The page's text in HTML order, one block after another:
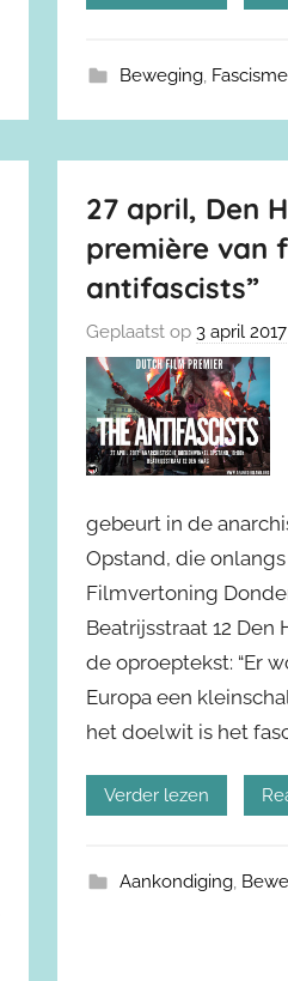
Beweging, Fascisme
27 april, Den
première van
antifascists”
Geplaatst op 3 april 2017
gebeurt in de
Opstand, die
Filmvertoning
Beatrijsstraat 12 Den
de oproeptekst: “Er
Europa een
het doelwit is het
Verder lezen
Aankondiging,